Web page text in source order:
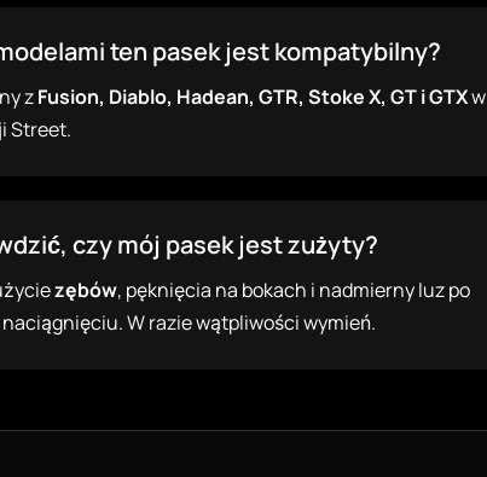
ten pasek jest kompatybilny?
zFusion, Diablo, Hadean, GTR, Stoke X, GT i GTXw
Street.
czy mój pasek jest zużyty?
zębów, pęknięcia na bokach i nadmierny luz po
W razie wątpliwości wymień.